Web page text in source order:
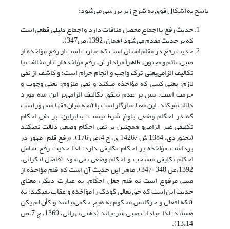
پاسخ به اشکال فوق به شرح زیر بررسی می‌شود:
حدیث رفع با اجماع محصل منافات دارد و اجماع دلیلی قطعی است
که بر حدیث مقدم می‌شود (همان، 1392،ص347).
حدیث رفع در مقام امتنان است که عبارت است از رفع مؤاخذه از
صبی، نائم و مجنون. ظاهراً مراد از آن، رفع مؤاخذه از آثار مخالفت با
تکالیف الزامی‌‌یعنی ترک واجب و انجام حرام است؛ و کاشف از نفی
لازم؛ یعنی کسی که مؤاخذه می­کند و نفی ملزوم؛ یعنی وجوب و
حرمت است. پس بر عدم تحقق تکالیف الزامی‌‌بر این سه مورد
دلالت می­کند. این معنا سازگار است با آنچه میان فقها مشهور است
که در احکام وضعی بلوغ شرط نیست؛ بنابراین، بر نفی احکام
تکلیفی غیر الزامی‌‌و همچنین بر نفی احکام وضعی دلالت نمی­کند
(بجنوردی، 1384 ش /1426 ق، ج 4،ص 176). «رفع قلم» ظهور در
برداشت مؤاخذه بر احکام تکلیفی دارد؛ لذا حدیث رفع شامل
احکام تکلیفی مستحب و احکام وضعی نمی‌شود (فاضل لنکرانی،
1392،ص 348-347). ظاهر این حدیث آن است که قلم مؤاخذه از
صبی مرفوع است نه قلم جعل احکام. به عبارت دیگر، معنای
حدیث این است که حق تعالی کودک را مؤاخذه و عقاب نمی­کند؛ نه
آنکه افعال و حرکاتش محکوم به هیچ حکمی‌‌نباشد و کأن لم یکن
هستند؛ لذا عبادات صبی شرعی­اند (ذهنی تهرانی، 1369، ج 7،ص
13،14).